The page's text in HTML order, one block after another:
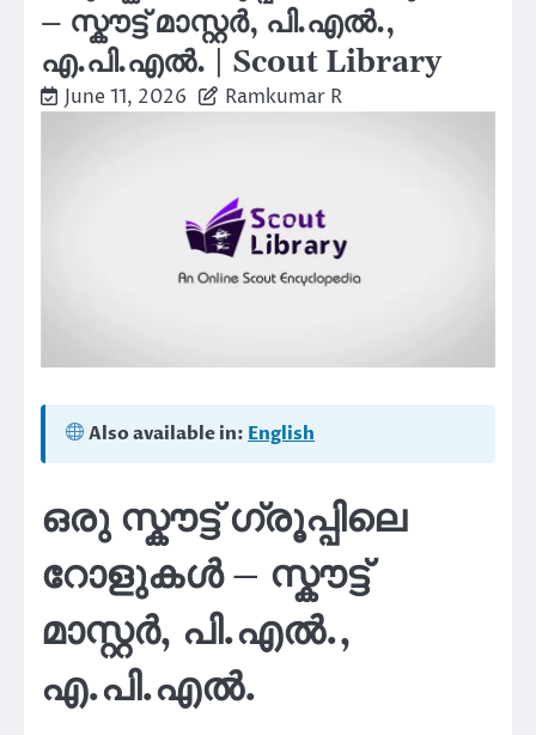
– സ്കൗട്ട് മാസ്റ്റർ, പി.എൽ.,
എ.പി.എൽ. | Scout Library
June 11, 2026 Ramkumar R
Also available in: English
ഒരു സ്കൗട്ട് ഗ്രൂപ്പിലെ
റോളുകൾ – സ്കൗട്ട്
മാസ്റ്റർ, പി.എൽ.,
എ.പി.എൽ.